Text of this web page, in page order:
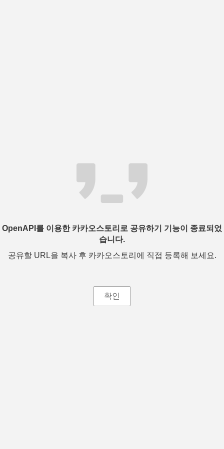
OpenAPI를 이용한 카카오스토리로 공유하기 기능이 종료되었
습니다.
공유할 URL을 복사 후 카카오스토리에 직접 등록해 보세요.
확인